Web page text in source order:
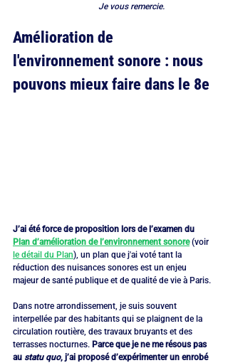
Je vous remercie.
Amélioration de
l'environnement sonore : nous
pouvons mieux faire dans le 8e
J’ai été force de proposition lors de l’examen du
Plan d’amélioration de l’environnement sonore (voir
le détail du Plan), un plan que j'ai voté tant la
réduction des nuisances sonores est un enjeu
majeur de santé publique et de qualité de vie à Paris.
Dans notre arrondissement, je suis souvent
interpellée par des habitants qui se plaignent de la
circulation routière, des travaux bruyants et des
terrasses nocturnes. Parce que je ne me résous pas
au statu quo, j’ai proposé d’expérimenter un enrobé